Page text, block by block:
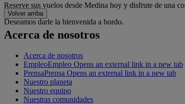
Reserve sus vuelos desde Medina hoy y disfrute de una
Deseamos darle la bienvenida a bordo.
Volver arriba
Acerca de nosotros
Acerca de nosotros
EmpleoEmpleo Opens an external link in a new tab
PrensaPrensa Opens an external link in a new tab
Nuestro planeta
Nuestro equipo
Nuestras comunidades